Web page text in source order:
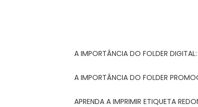
A IMPORTÂNCIA DO FOLDER
A IMPORTÂNCIA DO FOLDER
APRENDA A IMPRIMIR ETIQUETA